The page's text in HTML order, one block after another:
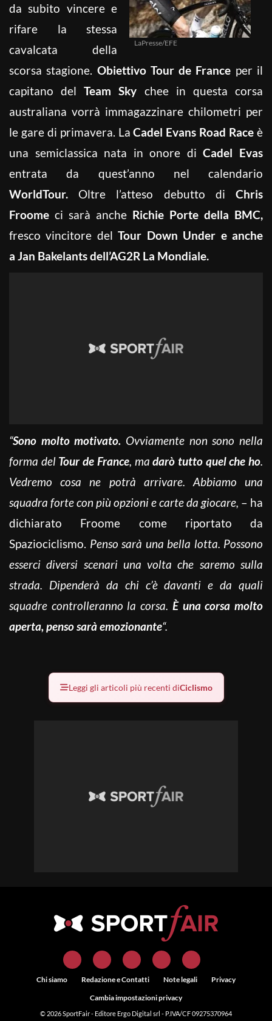
LaPresse/EFE
da subito vincere e
rifare la stessa
cavalcata della
scorsa stagione. Obiettivo Tour de France per il
capitano delTeam Sky chee in questa corsa
australiana vorrà immagazzinare chilometri per
le gare di primavera. LaCadel Evans Road Race è
una semiclassica nata in onore diCadel Evas
entrata da quest’anno nel calendario
WorldTour. Oltre l’atteso debutto diChris
Froome ci sarà anche Richie Porte della BMC,
fresco vincitore delTour Down Under e anche
a Jan Bakelants dell’AG2R La Mondiale.
“Sono molto motivato. Ovviamente non sono nella
forma del Tour de France, madarò tutto quel che ho.
Vedremo cosa ne potrà arrivare. Abbiamo una
squadra forte con più opzioni e carte da giocare, – ha
dichiarato Froome come riportato da
Spaziociclismo. Penso sarà una bella lotta. Possono
esserci diversi scenari una volta che saremo sulla
strada. Dipenderà da chi c’è davanti e da quali
squadre controlleranno la corsa. È una corsa molto
aperta, penso sarà emozionante“.
Leggi gli articoli più recenti diCiclismo
Chi siamo Redazione e Contatti Note legali
Privacy
Cambia impostazioni privacy
© 2026SportFair- Editore Ergo Digital srl - P.IVA/CF 09275370964